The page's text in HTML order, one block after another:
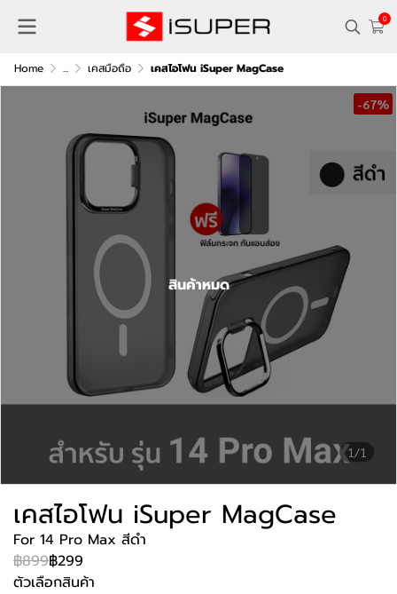
0
Home ... เคสมือถือ เคสไอโฟน iSuper MagCase
1/1
-67%
สินค้าหมด
เคสไอโฟน iSuper MagCase
For 14 Pro Max สีดำ
฿899฿299
ตัวเลือกสินค้า